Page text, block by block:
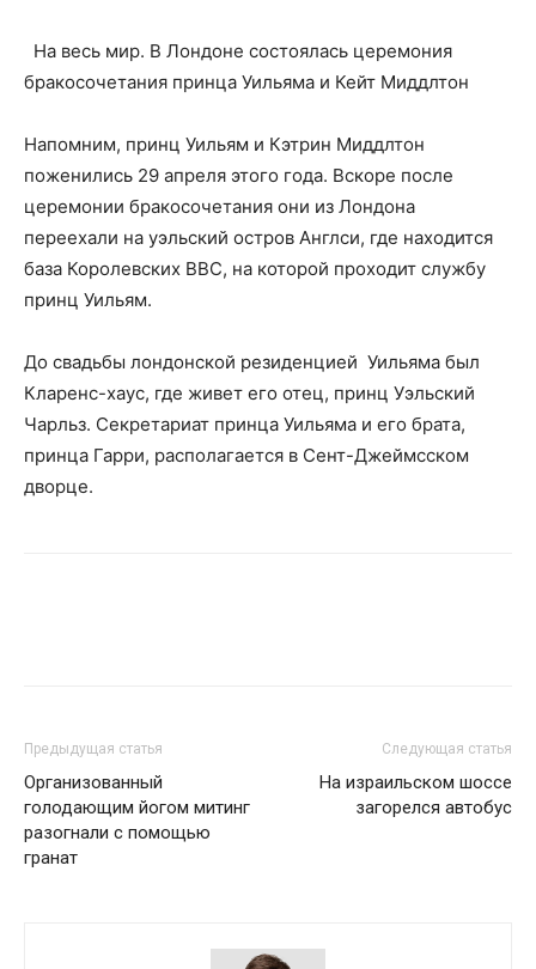
На весь мир. В Лондоне состоялась церемония
бракосочетания принца Уильяма и Кейт Миддлтон
Напомним, принц Уильям и Кэтрин Миддлтон
поженились 29 апреля этого года. Вскоре после
церемонии бракосочетания они из Лондона
переехали на уэльский остров Англси, где находится
база Королевских ВВС, на которой проходит службу
принц Уильям.
До свадьбы лондонской резиденцией Уильяма был
Кларенс-хаус, где живет его отец, принц Уэльский
Чарльз. Секретариат принца Уильяма и его брата,
принца Гарри, располагается в Сент-Джеймсском
дворце.
Предыдущая статья
Организованный
голодающим йогом митинг
разогнали с помощью
гранат
Следующая статья
На израильском шоссе
загорелся автобус